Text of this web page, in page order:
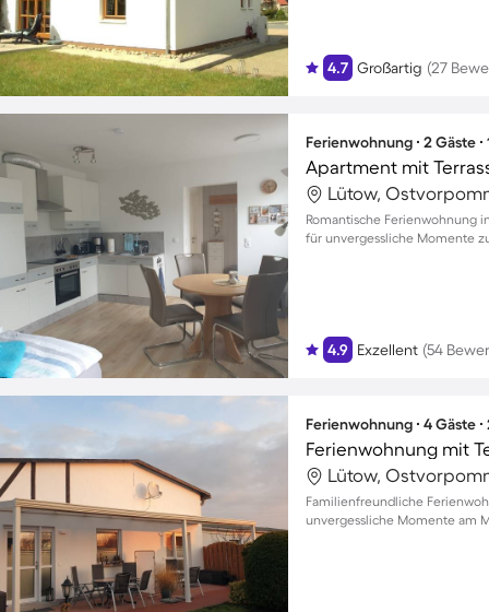
4.7 Großartig (27
Ferienwohnung ∙ 2 Gäste
Apartment mit
Lütow,
Romantische Ferienwohnung
für unvergessliche Momente
4.9 Exzellent (54
Ferienwohnung ∙ 4 Gäste
Lütow,
Familienfreundliche
unvergessliche Momente am